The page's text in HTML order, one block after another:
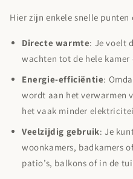
Hier zijn enkele snelle
Directe warmte: Je voelt
wachten tot de hele kamer
Energie-efficiëntie:
wordt aan het verwarmen
het vaak minder
Veelzijdig gebruik: Je
woonkamers, badkamers
patio’s, balkons of in de